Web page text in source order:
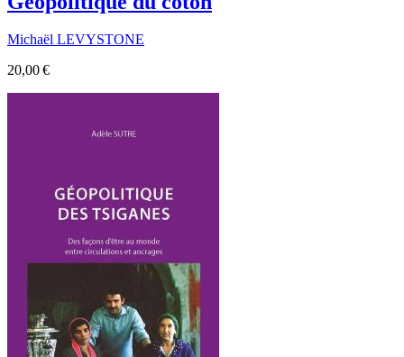
Michaël LEVYSTONE
20,00 €